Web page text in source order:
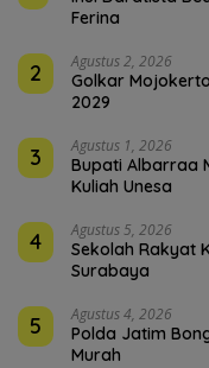
Ferina
2 Agustus 2, 2026
Golkar Mojokerto
2029
3 Agustus 1, 2026
Bupati Albarraa
Kuliah Unesa
4 Agustus 5, 2026
Sekolah Rakyat
Surabaya
5 Agustus 4, 2026
Polda Jatim
Murah